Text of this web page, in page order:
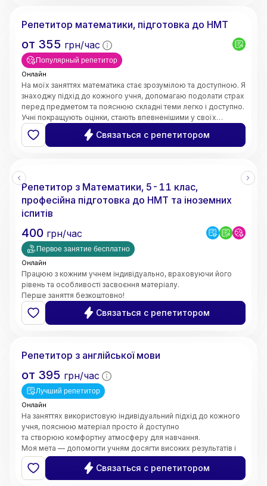
Репетитор математики, підготовка до НМТ
от 355 грн/час
Популярный репетитор
Онлайн
На моїх заняттях математика стає зрозумілою та доступною. Я
знаходжу підхід до кожного учня, допомагаю подолати страх
перед предметом та пояснюю складні теми легко і доступно.
Учні покращують оцінки, стають впевненішими у своїх
знаннях і починають розуміти математику, а не просто
заучувати.
Связаться с репетитором
Репетитор з Математики, 5-11 клас,
професійна підготовка до НМТ та іноземних
іспитів
400 грн/час
Первое занятие бесплатно
Онлайн
Працюю з кожним учнем індивідуально, враховуючи його
рівень та особливості засвоєння матеріалу.
Перше заняття безкоштовно!
Связаться с репетитором
Репетитор з англійської мови
от 395 грн/час
Лучший репетитор
Онлайн
На заняттях використовую індивідуальний підхід до кожного
учня, пояснюю матеріал просто й доступно
та створюю комфортну атмосферу для навчання.
Моя мета — допомогти учням досягти високих результатів і
зробити процес навчання цікавим та ефективним.
Связаться с репетитором